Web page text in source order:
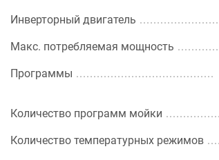
Инверторный двигатель
Макс. потребляемая мощность
Программы
Количество программ мойки
Количество температурных режимов